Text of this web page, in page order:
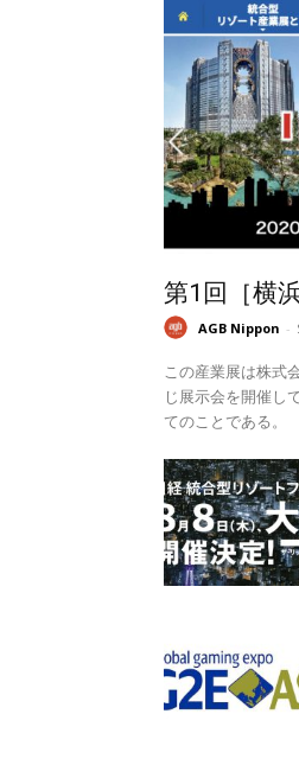
第1回［横
AGB Nippon -
この産業展は株式
じ展示会を開催し
てのことである。